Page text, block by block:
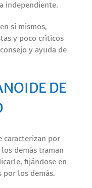
independiente.
sí mismos,
y poco críticos
y ayuda de
DE
caracterizan por
demás traman
fijándose en
por los demás.